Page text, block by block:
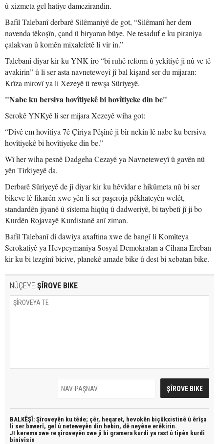
û xizmeta gel hatiye damezirandin.
Bafil Talebanî derbarê Silêmaniyê de got, “Silêmanî her dem
navenda têkoşîn, çand û biryaran bûye. Ne tesaduf e ku piraniya
çalakvan û komên mixalefetê li vir in.”
Talebanî diyar kir ku YNK îro “bi ruhê reform û yekîtiyê ji nû ve tê
avakirin” û li ser asta navneteweyî jî bal kişand ser du mijaran:
Krîza mirovî ya li Xezeyê û rewşa Sûriyeyê.
"Nabe ku bersiva hovîtiyekê bi hovîtiyeke din be"
Serokê YNKyê li ser mijara Xezeyê wiha got:
“Divê em hovîtiya 7ê Çiriya Pêşînê ji bîr nekin lê nabe ku bersiva
hovîtiyekê bi hovîtiyeke din be.”
Wî her wiha pesnê Dadgeha Cezayê ya Navneteweyî û gavên nû
yên Tirkiyeyê da.
Derbarê Sûriyeyê de jî diyar kir ku hêvîdar e hikûmeta nû bi ser
bikeve lê fikarên xwe yên li ser paşeroja pêkhateyên welêt,
standardên jiyanê û sîstema hiqûq û dadweriyê, bi taybetî jî ji bo
Kurdên Rojavayê Kurdistanê anî ziman.
Bafil Talebanî di dawiya axaftina xwe de bangî li Komîteya
Serokatiyê ya Hevpeymaniya Sosyal Demokratan a Cîhana Ereban
kir ku bi lezgînî bicive, planekê amade bike û dest bi xebatan bike.
NÛÇEYE ŞÎROVE BIKE
BALKÊŞÎ: Şîroveyên ku têde; çêr, heqaret, hevokên biçûkxistinê û êrîşa
li ser bawerî, gel û neteweyên din hebin, dê neyêne erêkirin.
JI kerema xwe re şîroveyên xwe jî bi gramera kurdî ya rast û tîpên kurdî
binivîsin